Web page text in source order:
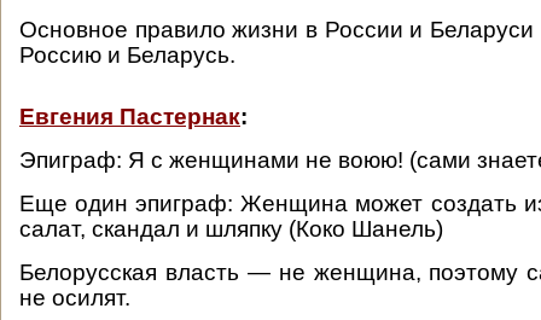
Основное правило жизни в России и Беларуси
Россию и Беларусь.
Евгения Пастернак:
Эпиграф: Я с женщинами не воюю! (сами
Еще один эпиграф: Женщина может создать
салат, скандал и шляпку (Коко Шанель)
Белорусская власть — не женщина, поэтому
не осилят.